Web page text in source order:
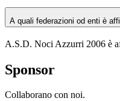
A quali federazioni od enti è
A.S.D. Noci Azzurri 2006 è
Sponsor
Collaborano con noi.